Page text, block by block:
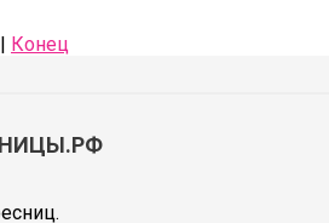
Конец